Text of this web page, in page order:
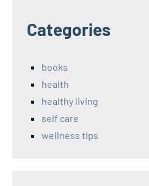
Categories
books
health
healthy living
self care
wellness tips